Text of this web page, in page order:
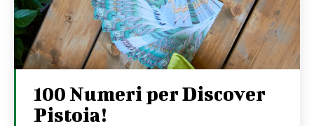
100 Numeri per Discover
Pistoia!